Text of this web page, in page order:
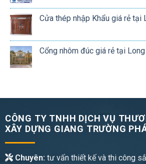
Cửa thép nhập Khẩu giá rẻ tại
Cổng nhôm đúc giá rẻ tại Long
CÔNG TY TNHH DỊCH VỤ
XÂY DỰNG GIANG TRƯỜNG
Chuyên:tư vấn thiết kế và thi công